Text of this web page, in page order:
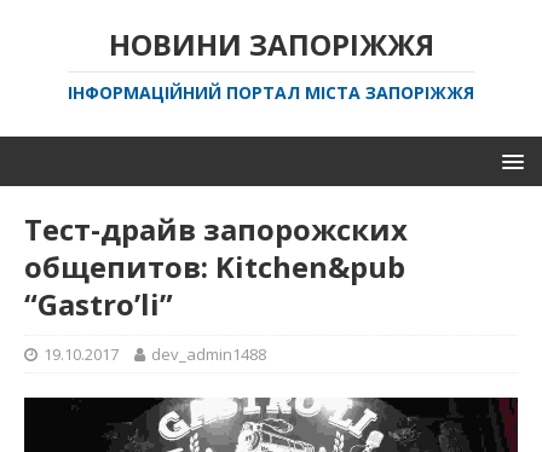
НОВИНИ ЗАПОРІЖЖЯ
ІНФОРМАЦІЙНИЙ ПОРТАЛ МІСТА ЗАПОРІЖЖЯ
Тест-драйв запорожских
общепитов: Kitchen&pub
“Gastro’li”
19.10.2017 dev_admin1488